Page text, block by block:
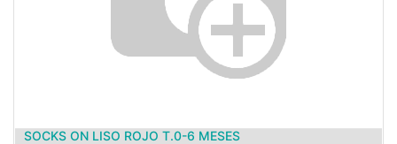
SOCKS ON LISO ROJO T.0-6 MESES